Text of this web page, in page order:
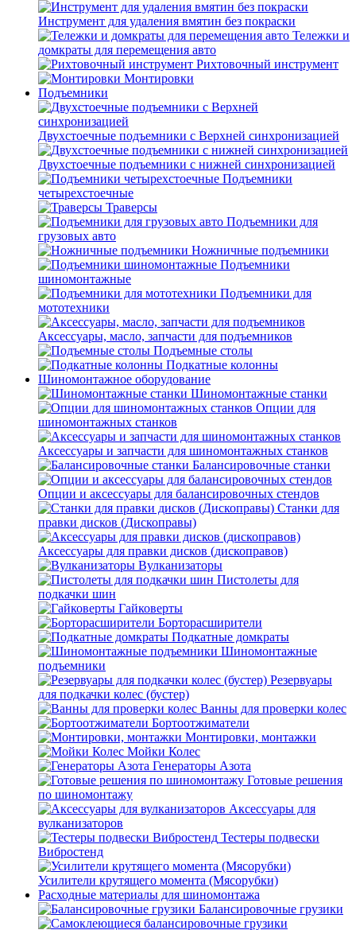
Инструмент для удаления вмятин без покраски
Тележки и
домкраты для перемещения авто
Рихтовочный инструмент
Монтировки
Подъемники
Двухстоечные подъемники с Верхней синхронизацией
Двухстоечные подъемники с нижней синхронизацией
Подъемники
четырехстоечные
Траверсы
Подъемники для
грузовых авто
Ножничные подъемники
Подъемники
шиномонтажные
Подъемники для
мототехники
Аксессуары, масло, запчасти для подъемников
Подъемные столы
Подкатные колонны
Шиномонтажное оборудование
Шиномонтажные станки
Опции для
шиномонтажных станков
Аксессуары и запчасти для шиномонтажных станков
Балансировочные станки
Опции и аксессуары для балансировочных стендов
Станки для
правки дисков (Дископравы)
Аксессуары для правки дисков (дископравов)
Вулканизаторы
Пистолеты для
подкачки шин
Гайковерты
Борторасширители
Подкатные домкраты
Шиномонтажные
подъемники
Резервуары
для подкачки колес (бустер)
Ванны для проверки колес
Бортоотжиматели
Монтировки, монтажки
Мойки Колес
Генераторы Азота
Готовые решения
по шиномонтажу
Аксессуары для
вулканизаторов
Тестеры подвески
Вибростенд
Усилители крутящего момента (Мясорубки)
Расходные материалы для шиномонтажа
Балансировочные грузики